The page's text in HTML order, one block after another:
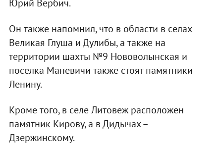
Юрий Вербич.
Он также напомнил, что в области в селах
Великая Глуша и Дулибы, а также на
территории шахты №9 Нововолынская и
поселка Маневичи также стоят памятники
Ленину.
Кроме того, в селе Литовеж расположен
памятник Кирову, а в Дидычах –
Дзержинскому.